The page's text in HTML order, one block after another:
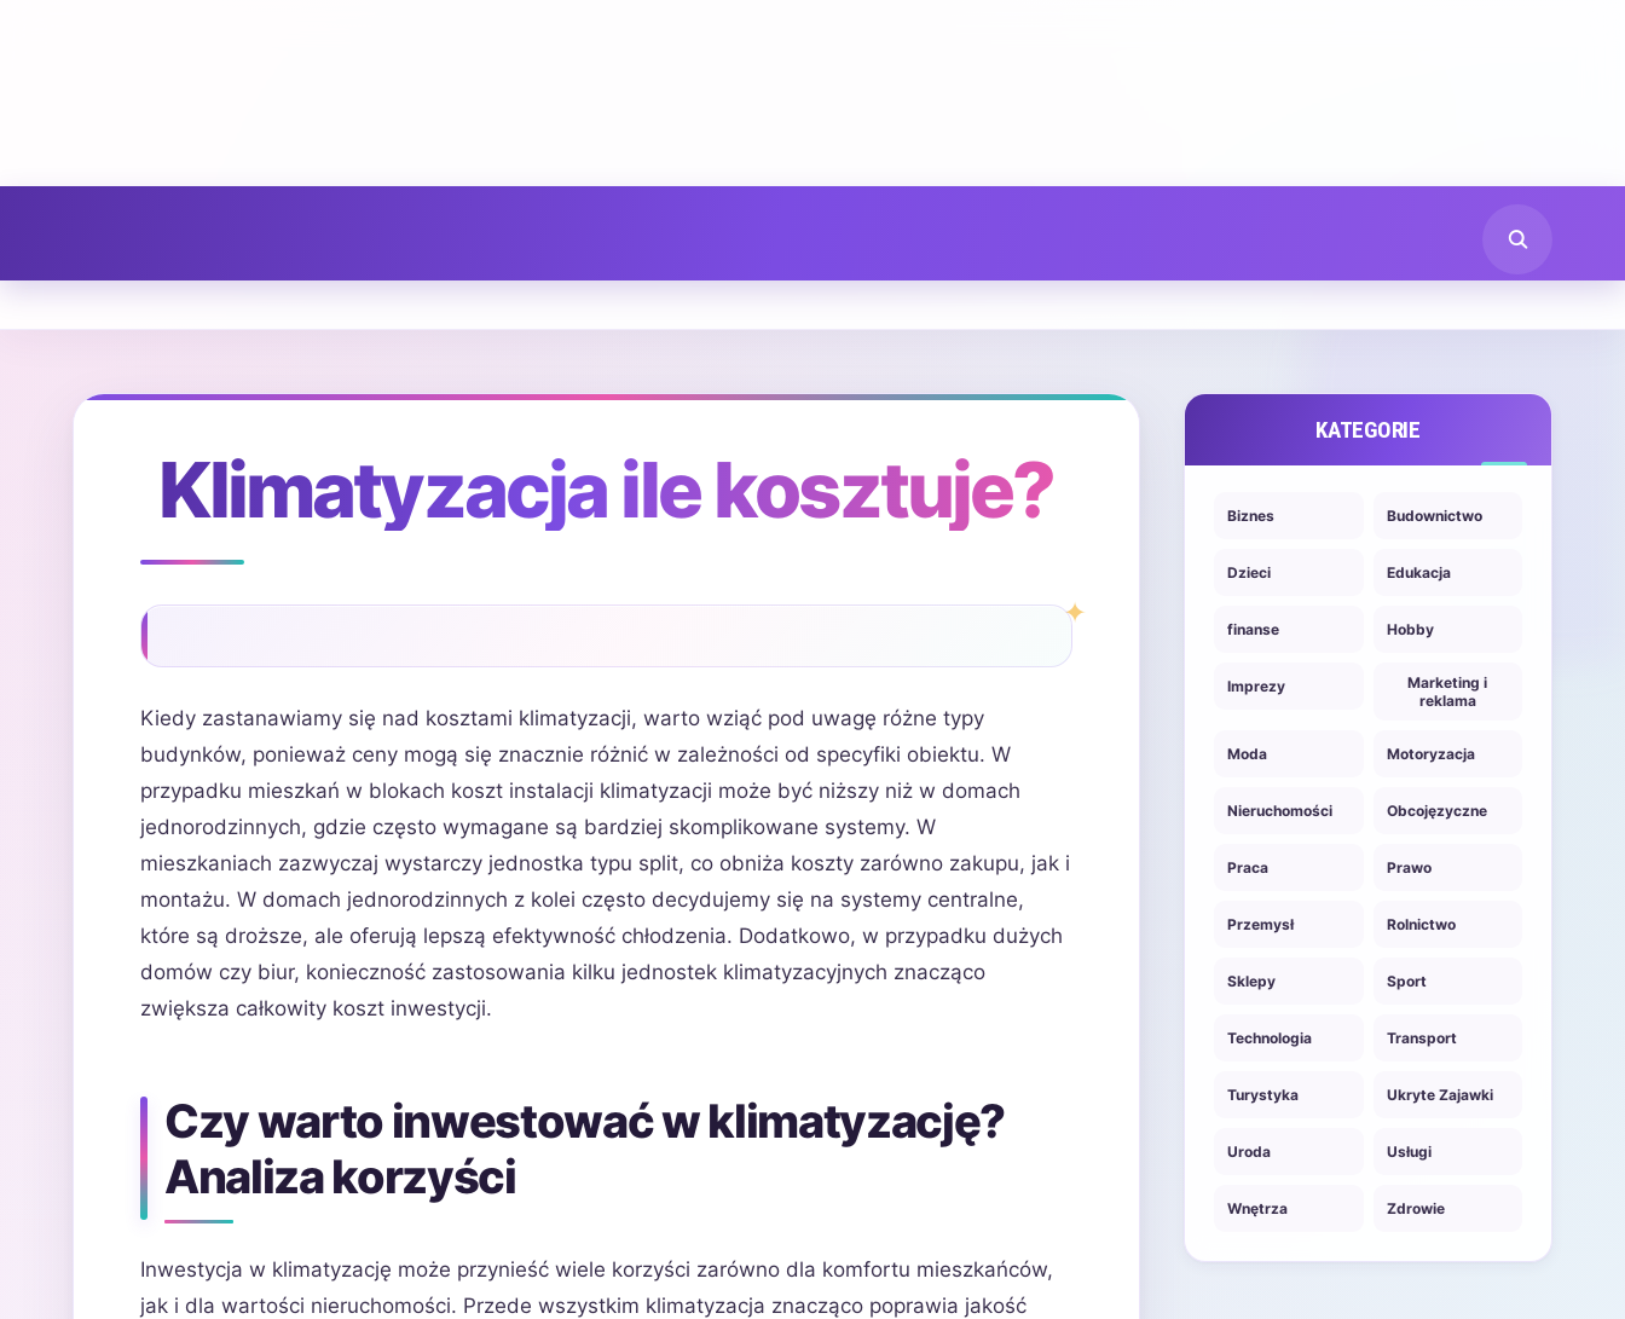
Klimatyzacja ile kosztuje?
Kiedy zastanawiamy się nad kosztami klimatyzacji, warto wziąć pod uwagę różne typy
budynków, ponieważ ceny mogą się znacznie różnić w zależności od specyfiki obiektu. W
przypadku mieszkań w blokach koszt instalacji klimatyzacji może być niższy niż w domach
jednorodzinnych, gdzie często wymagane są bardziej skomplikowane systemy. W
mieszkaniach zazwyczaj wystarczy jednostka typu split, co obniża koszty zarówno zakupu, jak i
montażu. W domach jednorodzinnych z kolei często decydujemy się na systemy centralne,
które są droższe, ale oferują lepszą efektywność chłodzenia. Dodatkowo, w przypadku dużych
domów czy biur, konieczność zastosowania kilku jednostek klimatyzacyjnych znacząco
zwiększa całkowity koszt inwestycji.
Czy warto inwestować w klimatyzację?
Analiza korzyści
Inwestycja w klimatyzację może przynieść wiele korzyści zarówno dla komfortu mieszkańców,
jak i dla wartości nieruchomości. Przede wszystkim klimatyzacja znacząco poprawia jakość
KATEGORIE
Biznes Budownictwo
Dzieci Edukacja
finanse Hobby
Imprezy
Marketing i
reklama
Moda Motoryzacja
Nieruchomości Obcojęzyczne
Praca Prawo
Przemysł Rolnictwo
Sklepy Sport
Technologia Transport
Turystyka Ukryte Zajawki
Uroda Usługi
Wnętrza Zdrowie